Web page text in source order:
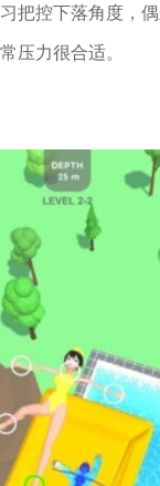
把控下落角度，
压力很合适。